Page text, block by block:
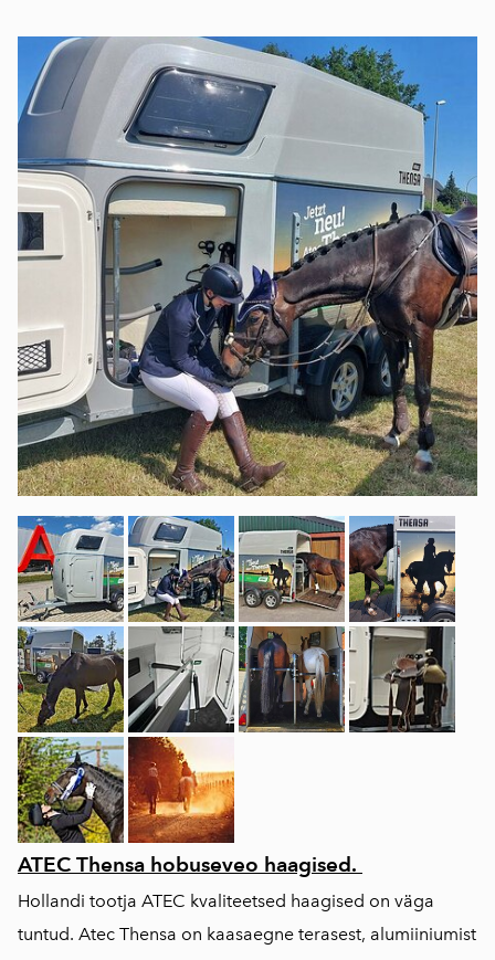
ATEC Thensa hobuseveo haagised.
Hollandi tootja ATEC kvaliteetsed haagised on väga
tuntud. Atec Thensa on kaasaegne terasest, alumiiniumist